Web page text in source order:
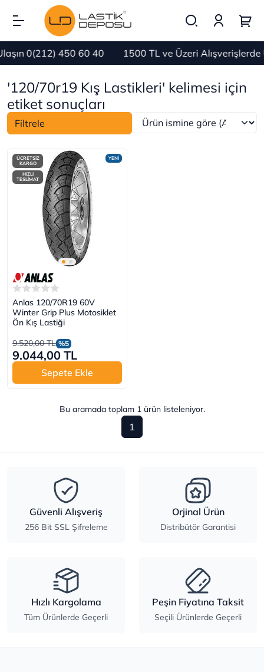
0(212) 450 60 40 1500 TL ve Üzeri Alışverişlerde
'120/70r19 Kış Lastikleri' kelimesi için
etiket sonuçları
Filtrele
YENİ
ÜCRETSİZ
KARGO
HIZLI
TESLİMAT
Anlas 120/70R19 60V
Winter Grip Plus Motosiklet
Ön Kış Lastiği
9.520,00 TL %5
9.044,00 TL
Sepete Ekle
Bu aramada toplam 1ürün listeleniyor.
1
Güvenli Alışveriş
256 Bit SSL Şifreleme
Orjinal Ürün
Distribütör Garantisi
Hızlı Kargolama
Tüm Ürünlerde Geçerli
Peşin Fiyatına Taksit
Seçili Ürünlerde Geçerli